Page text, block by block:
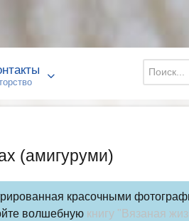
Искать...
(амигуруми)
красочными
волшебную книгу "Вязаная